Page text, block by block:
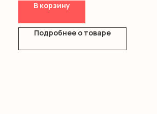
В корзину
Подробнее о товаре